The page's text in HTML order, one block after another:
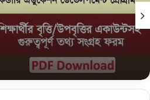
শিক্ষার্থীদের তথ্য এন্ট্রি ফরম